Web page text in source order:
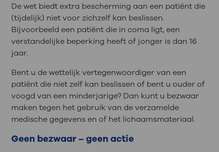
De wet biedt extra bescherming aan een patiënt die
(tijdelijk) niet voor zichzelf kan beslissen.
Bijvoorbeeld een patiënt die in coma ligt, een
verstandelijke beperking heeft of jonger is dan 16
jaar.
Bent u de wettelijk vertegenwoordiger van een
patiënt die niet zelf kan beslissen of bent u ouder of
voogd van een minderjarige? Dan kunt u bezwaar
maken tegen het gebruik van de verzamelde
medische gegevens en of het lichaamsmateriaal.
Geen bezwaar – geen actie